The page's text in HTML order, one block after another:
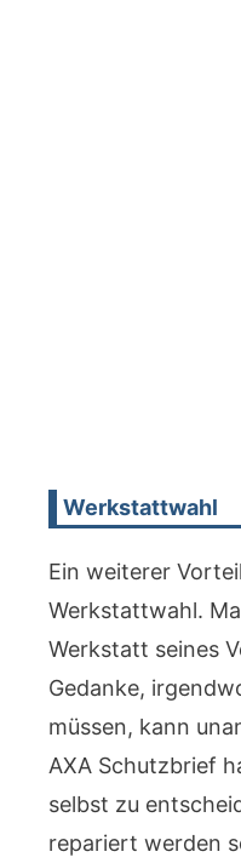
Werkstattwahl
Ein weiterer
Werkstattwahl.
Werkstatt seines
Gedanke,
müssen, kann
AXA Schutzbrief
selbst zu
repariert werden